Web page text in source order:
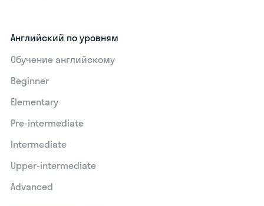
Английский по уровням
Обучение английскому
Beginner
Elementary
Pre-intermediate
Intermediate
Upper-intermediate
Advanced